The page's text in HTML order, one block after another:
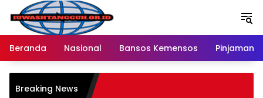
Langsung
konten
Beranda
Nasional Bansos Kemensos Pinjaman
Breaking News